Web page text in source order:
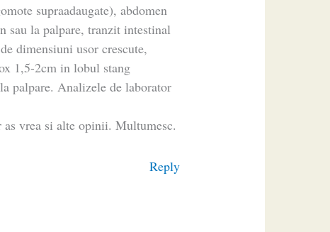
supraadaugate), abdomen
sau la palpare, tranzit intestinal
dimensiuni usor crescute,
1,5-2cm in lobul stang
palpare. Analizele de laborator
vrea si alte opinii. Multumesc.
Reply